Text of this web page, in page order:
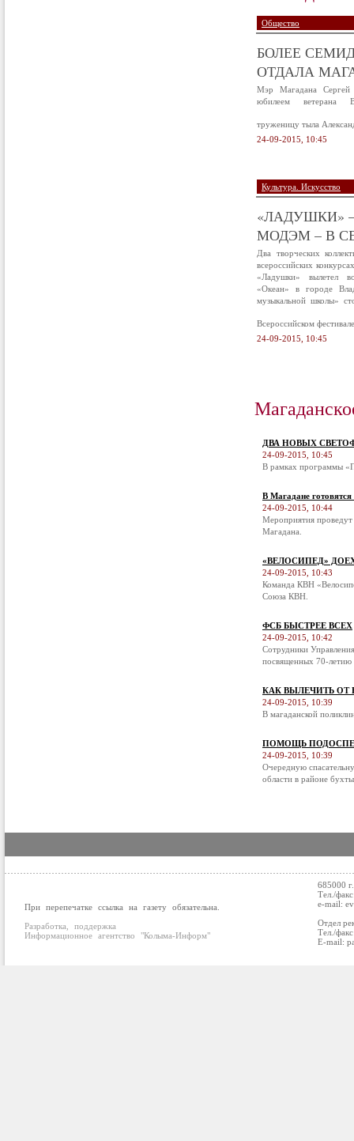
Общество
БОЛЕЕ
ОТДАЛА
Мэр Магадана Сергей
юбилеем ветерана
труженицу тыла
24-09-2015, 10:45
Культура. Искусство
«ЛАДУШКИ»
МОДЭМ – В
Два творческих
всероссийских
«Ладушки» вылетел
«Океан» в городе
музыкальной школы»
Всероссийском
24-09-2015, 10:45
ДВА НОВЫХ
24-09-2015, 10:45
В рамках программы
В Магадане
24-09-2015, 10:44
Мероприятия
Магадана.
«ВЕЛОСИПЕД»
24-09-2015, 10:43
Команда КВН
Союза КВН.
ФСБ БЫСТРЕЕ ВСЕХ
24-09-2015, 10:42
Сотрудники
посвященных 70-летию
КАК ВЫЛЕЧИТЬ ОТ
24-09-2015, 10:39
В магаданской
ПОМОЩЬ
24-09-2015, 10:39
Очередную
области в районе
При перепечатке ссылка на газету обязательна.
Разработка, поддержка
Информационное агентство "Колыма-Информ"
685000
Тел./
e-mail:
Отдел
Тел./
E-mail: